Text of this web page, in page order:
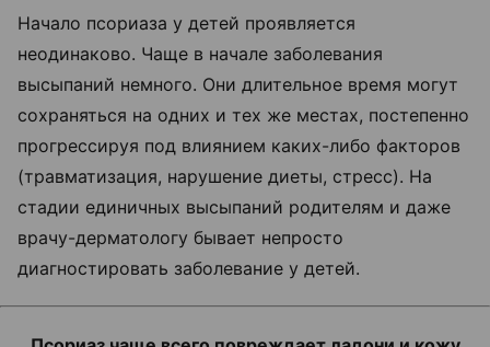
Начало псориаза у детей проявляется
неодинаково. Чаще в начале заболевания
высыпаний немного. Они длительное время могут
сохраняться на одних и тех же местах, постепенно
прогрессируя под влиянием каких-либо факторов
(травматизация, нарушение диеты, стресс). На
стадии единичных высыпаний родителям и даже
врачу-дерматологу бывает непросто
диагностировать заболевание у детей.